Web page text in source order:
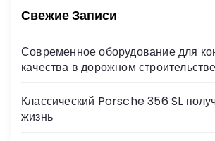
:Свежие Записи
Современное оборудование для
качества в дорожном строительстве
Классический Porsche 356 SL
жизнь